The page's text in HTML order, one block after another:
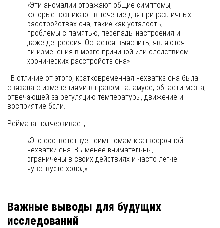
«Эти аномалии отражают общие симптомы,
которые возникают в течение дня при различных
расстройствах сна, такие как усталость,
проблемы с памятью, перепады настроения и
даже депрессия. Остается выяснить, являются
ли изменения в мозге причиной или следствием
хронических расстройств сна»
. В отличие от этого, кратковременная нехватка сна была
связана с изменениями в правом таламусе, области мозга,
отвечающей за регуляцию температуры, движение и
восприятие боли.
Реймана подчеркивает,
«Это соответствует симптомам краткосрочной
нехватки сна. Вы менее внимательны,
ограничены в своих действиях и часто легче
чувствуете холод»
.
Важные выводы для будущих
исследований